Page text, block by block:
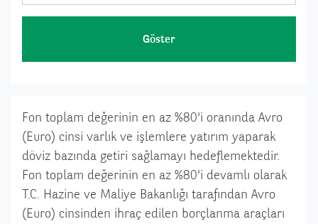
Göster
Fon toplam değerinin en az %80'i oranında Avro
(Euro) cinsi varlık ve işlemlere yatırım yaparak
döviz bazında getiri sağlamayı hedeflemektedir.
Fon toplam değerinin en az %80'i devamlı olarak
T.C. Hazine ve Maliye Bakanlığı tarafından Avro
(Euro) cinsinden ihraç edilen borçlanma araçları